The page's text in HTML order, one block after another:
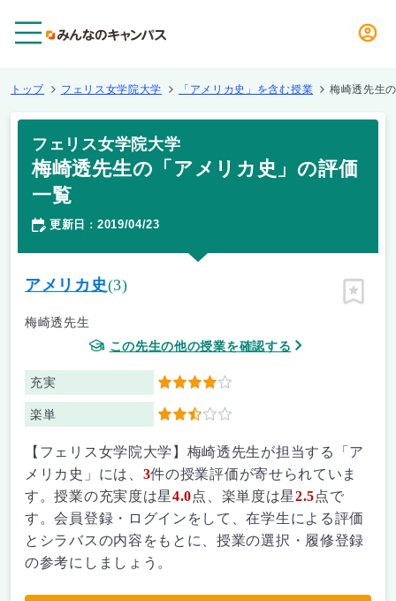
トップ フェリス女学院大学 「アメリカ史」を含む授業 梅崎透先生
フェリス女学院大学
梅崎透先生の「アメリカ史」の評価
一覧
更新日 ： 2019/04/23
アメリカ史(3)
梅崎透先生
この先生の他の授業を確認する
充実 4
楽単 2.5
ピン留
【フェリス女学院大学】梅崎透先生が担当する「ア
メリカ史」には、 3件の授業評価が寄せられていま
す。授業の充実度は星4.0点、楽単度は星2.5点で
す。会員登録・ログインをして、在学生による評価
とシラバスの内容をもとに、授業の選択・履修登録
の参考にしましょう。